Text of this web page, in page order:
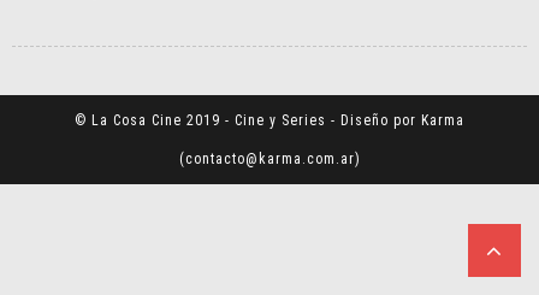
© La Cosa Cine 2019 - Cine y Series - Diseño por Karma
(contacto@karma.com.ar)